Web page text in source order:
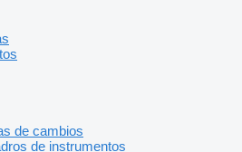
de cambios
de instrumentos